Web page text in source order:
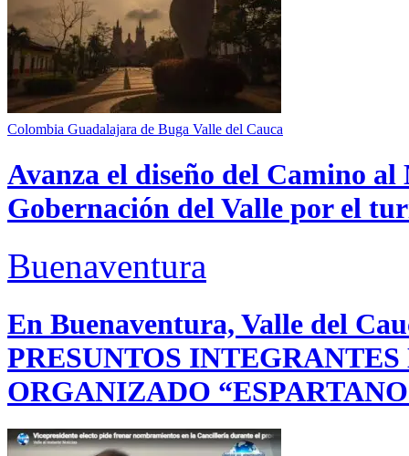
Colombia Guadalajara de Buga Valle del Cauca
Avanza el diseño del Camino
Gobernación del Valle por el
Buenaventura
En Buenaventura, Valle del
PRESUNTOS
ORGANIZADO